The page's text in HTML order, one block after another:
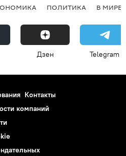
ПОЛИТИКА В МИРЕ
Дзен Telegram
Контакты
компаний